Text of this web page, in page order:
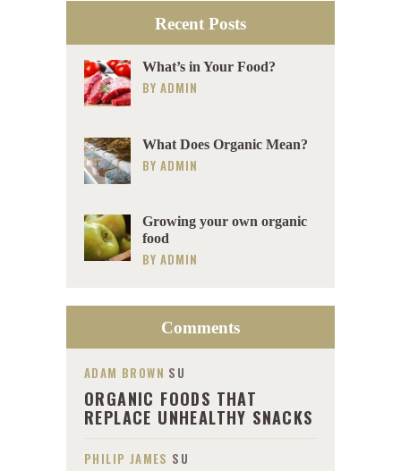
Recent Posts
What’s in Your Food?
BY ADMIN
What Does Organic Mean?
BY ADMIN
Growing your own organic
food
BY ADMIN
Comments
ADAM BROWN SU
ORGANIC FOODS THAT
REPLACE UNHEALTHY SNACKS
PHILIP JAMES SU